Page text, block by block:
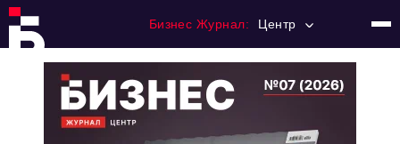
Бизнес Журнал: Центр